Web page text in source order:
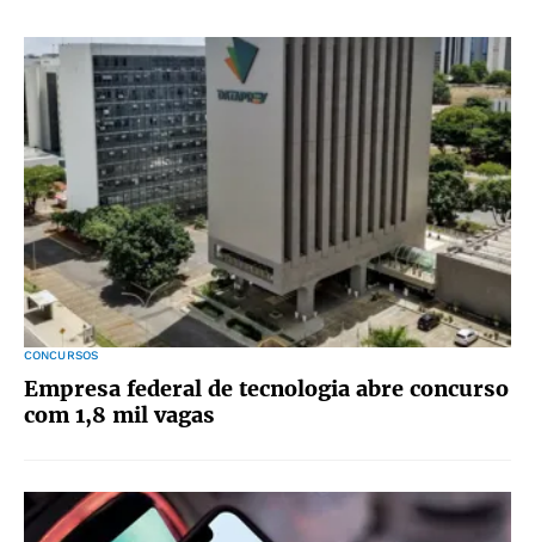
CONCURSOS
Empresa federal de tecnologia abre concurso
com 1,8 mil vagas